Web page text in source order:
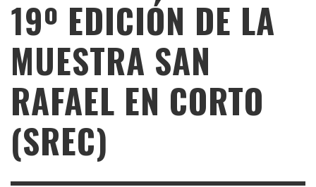
19º EDICIÓN DE LA
MUESTRA SAN
RAFAEL EN CORTO
(SREC)